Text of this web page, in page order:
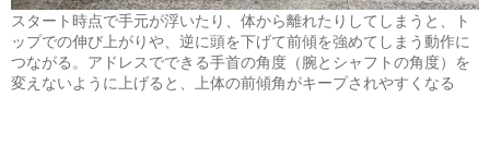
スタート時点で手元が浮いたり、体から離れたりしてしまうと、ト
ップでの伸び上がりや、逆に頭を下げて前傾を強めてしまう動作に
つながる。アドレスでできる手首の角度（腕とシャフトの角度）を
変えないように上げると、上体の前傾角がキープされやすくなる